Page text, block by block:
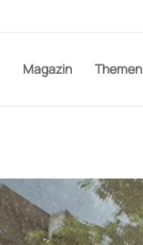
Magazin Themen